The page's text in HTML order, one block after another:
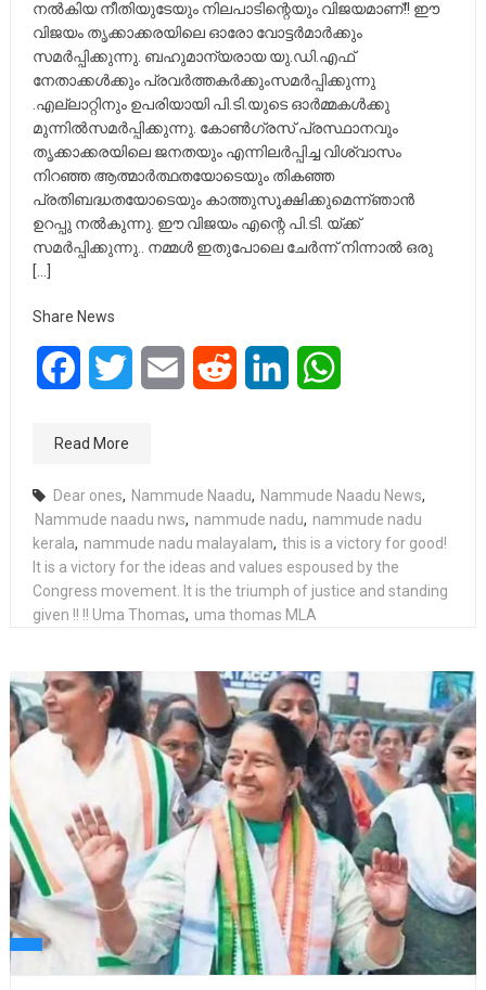
നൽകിയ നീതിയുടേയും നിലപാടിന്റെയും വിജയമാണ്!! ഈ
വിജയം തൃക്കാക്കരയിലെ ഓരോ വോട്ടർമാർക്കും
സമർപ്പിക്കുന്നു. ബഹുമാന്യരായ യു.ഡി.എഫ്
നേതാക്കൾക്കും പ്രവർത്തകർക്കുംസമർപ്പിക്കുന്നു
.എല്ലാറ്റിനും ഉപരിയായി പി.ടി.യുടെ ഓർമ്മകൾക്കു
മുന്നിൽസമർപ്പിക്കുന്നു. കോൺഗ്രസ് പ്രസ്ഥാനവും
തൃക്കാക്കരയിലെ ജനതയും എന്നിലർപ്പിച്ച വിശ്വാസം
നിറഞ്ഞ ആത്മാർത്ഥതയോടെയും തികഞ്ഞ
പ്രതിബദ്ധതയോടെയും കാത്തുസൂക്ഷിക്കുമെന്ന്ഞാൻ
ഉറപ്പു നൽകുന്നു. ഈ വിജയം എന്റെ പി.ടി. യ്ക്ക്
സമർപ്പിക്കുന്നു.. നമ്മൾ ഇതുപോലെ ചേർന്ന് നിന്നാൽ ഒരു
[…]
Share News
FacebookTwitter Email Reddit LinkedIn
Read More
Dear ones, Nammude Naadu, Nammude Naadu News,
Nammude naadu nws, nammude nadu, nammude nadu
kerala, nammude nadu malayalam, this is a victory for good!
It is a victory for the ideas and values espoused by the
Congress movement. It is the triumph of justice and standing
given !! !! Uma Thomas, uma thomas MLA